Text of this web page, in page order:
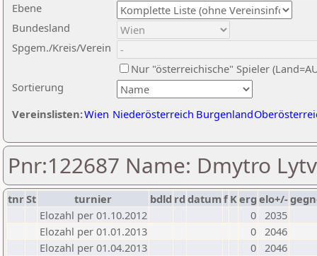
Ebene
Sortierung
Bundesland
Spgem./Kreis/Verein
Nur "österreichische" Spieler
Vereinslisten:Wien Niederösterreich Burgenland
Pnr:122687 Name: Dmytro
tnrSt turnier bdld rd datumf Kerg elo+/-
Elozahl per 01.10.2012
0 2035
Elozahl per 01.01.2013
0 2046
Elozahl per 01.04.2013
0 2046